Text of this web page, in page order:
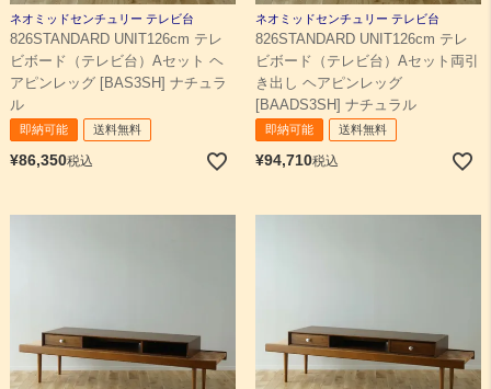
ネオミッドセンチュリー テレビ台
826STANDARD UNIT126cm テレ
ビボード（テレビ台）Aセット ヘ
アピンレッグ [BAS3SH] ナチュラ
ル
即納可能 送料無料
¥86,350税込
ネオミッドセンチュリー テレビ台
826STANDARD UNIT126cm テレ
ビボード（テレビ台）Aセット両引
き出し ヘアピンレッグ
[BAADS3SH] ナチュラル
即納可能 送料無料
¥94,710税込